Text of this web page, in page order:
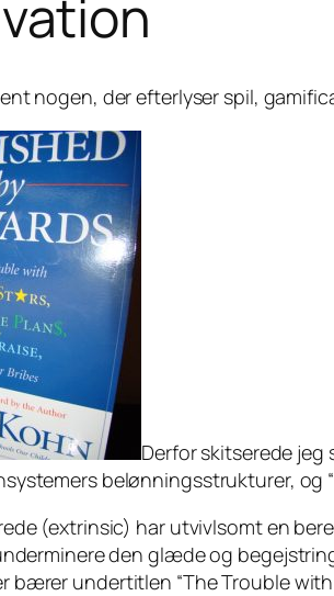
nogen, der efterlyser spil,
Derfor skitserede
belønningsstrukturer, og
(extrinsic) har utvivlsomt en
den glæde og
bærer undertitlen “The Trouble with